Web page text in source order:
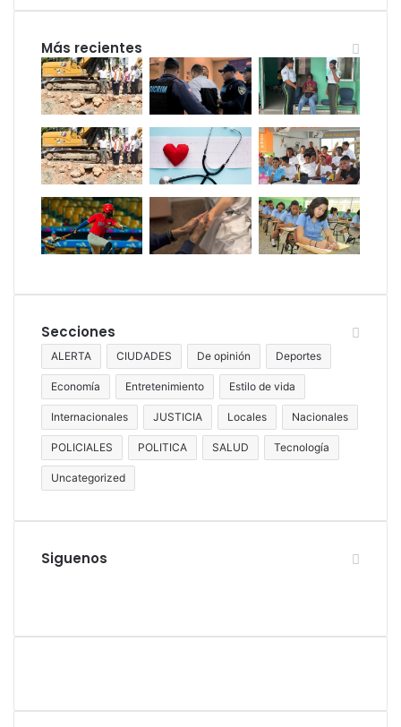
Más recientes
Secciones
ALERTA CIUDADES De opinión Deportes
Economía Entretenimiento Estilo de vida
Internacionales JUSTICIA Locales Nacionales
POLICIALES POLITICA SALUD Tecnología
Uncategorized
Siguenos